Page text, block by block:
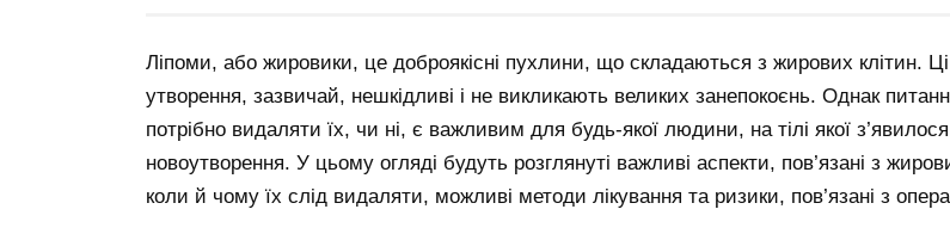
Ліпоми, або жировики, це доброякісні пухлини, що складаються з жирових клітин. Ці
утворення, зазвичай, нешкідливі і не викликають великих занепокоєнь. Однак
потрібно видаляти їх, чи ні, є важливим для будь-якої людини, на тілі якої
новоутворення. У цьому огляді будуть розглянуті важливі аспекти, пов’язані з
коли й чому їх слід видаляти, можливі методи лікування та ризики, пов’язані з